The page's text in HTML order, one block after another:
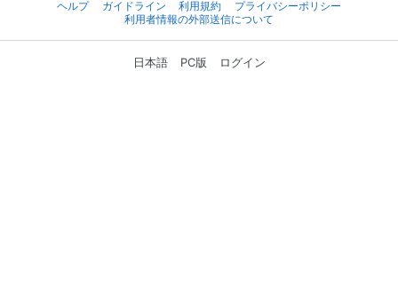
ヘルプ
ガイドライン 利用規約
プライバシーポリシー
利用者情報の外部送信について
日本語 PC版 ログイン